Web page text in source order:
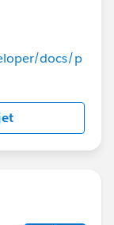
new
fieldResult =
ple =
docs/p